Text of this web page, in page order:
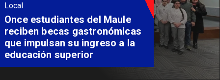
Local
Álvarez-Salamanca lidera la
apuesta regional para
consolidar el Paso Pehuenche
como alternativa a Los
Libertadores